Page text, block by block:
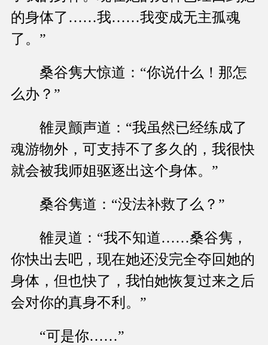
的身体了……我……我变成无主孤魂
了。”
桑谷隽大惊道：“你说什么！那怎
么办？”
雒灵颤声道：“我虽然已经练成了
魂游物外，可支持不了多久的，我很快
就会被我师姐驱逐出这个身体。”
桑谷隽道：“没法补救了么？”
雒灵道：“我不知道……桑谷隽，
你快出去吧，现在她还没完全夺回她的
身体，但也快了，我怕她恢复过来之后
会对你的真身不利。”
“可是你……”